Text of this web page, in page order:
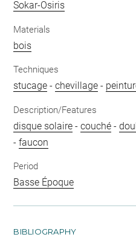
Sokar-Osiris
Materials
bois
Techniques
stucage -chevillage -
Description/Features
disque solaire -couché -
-faucon
Period
Basse Époque
BIBLIOGRAPHY